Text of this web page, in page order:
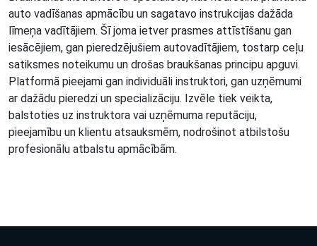
auto vadīšanas apmācību un sagatavo instrukcijas dažāda
līmeņa vadītājiem. Šī joma ietver prasmes attīstīšanu gan
iesācējiem, gan pieredzējušiem autovadītājiem, tostarp ceļu
satiksmes noteikumu un drošas braukšanas principu apguvi.
Platformā pieejami gan individuāli instruktori, gan uzņēmumi
ar dažādu pieredzi un specializāciju. Izvēle tiek veikta,
balstoties uz instruktora vai uzņēmuma reputāciju,
pieejamību un klientu atsauksmēm, nodrošinot atbilstošu
profesionālu atbalstu apmācībām.